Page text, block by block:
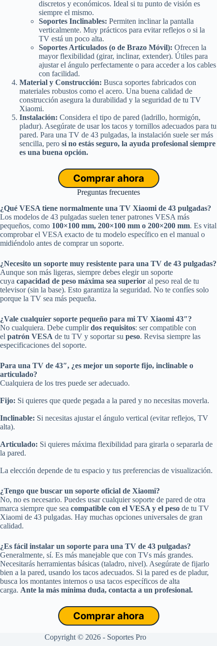
discretos y económicos. Ideal si tu punto de visión es
siempre el mismo.
Soportes Inclinables: Permiten inclinar la pantalla
verticalmente. Muy prácticos para evitar reflejos o si la
TV está un poco alta.
Soportes Articulados (o de Brazo Móvil): Ofrecen la
mayor flexibilidad (girar, inclinar, extender). Útiles para
ajustar el ángulo perfectamente o para acceder a los cables
con facilidad.
Material y Construcción: Busca soportes fabricados con
materiales robustos como el acero. Una buena calidad de
construcción asegura la durabilidad y la seguridad de tu TV
Xiaomi.
Instalación: Considera el tipo de pared (ladrillo, hormigón,
pladur). Asegúrate de usar los tacos y tornillos adecuados para tu
pared. Para una TV de 43 pulgadas, la instalación suele ser más
sencilla, pero si no estás seguro, la ayuda profesional siempre
es una buena opción.
Comprar ahora
Preguntas frecuentes
¿Qué VESA tiene normalmente una TV Xiaomi de 43 pulgadas?
Los modelos de 43 pulgadas suelen tener patrones VESA más
pequeños, como 100×100 mm, 200×100 mm o 200×200 mm. Es vital
comprobar el VESA exacto de tu modelo específico en el manual o
midiéndolo antes de comprar un soporte.
¿Necesito un soporte muy resistente para una TV de 43 pulgadas?
Aunque son más ligeras, siempre debes elegir un soporte
cuya capacidad de peso máxima sea superior al peso real de tu
televisor (sin la base). Esto garantiza la seguridad. No te confíes solo
porque la TV sea más pequeña.
¿Vale cualquier soporte pequeño para mi TV Xiaomi 43″?
No cualquiera. Debe cumplirdos requisitos: ser compatible con
el patrón VESA de tu TV y soportar su peso. Revisa siempre las
especificaciones del soporte.
Para una TV de 43″, ¿es mejor un soporte fijo, inclinable o
articulado?
Cualquiera de los tres puede ser adecuado.
Fijo: Si quieres que quede pegada a la pared y no necesitas moverla.
Inclinable: Si necesitas ajustar el ángulo vertical (evitar reflejos, TV
alta).
Articulado: Si quieres máxima flexibilidad para girarla o separarla de
la pared.
La elección depende de tu espacio y tus preferencias de visualización.
¿Tengo que buscar un soporte oficial de Xiaomi?
No, no es necesario. Puedes usar cualquier soporte de pared de otra
marca siempre que sea compatible con el VESA y el peso de tu TV
Xiaomi de 43 pulgadas. Hay muchas opciones universales de gran
calidad.
¿Es fácil instalar un soporte para una TV de 43 pulgadas?
Generalmente, sí. Es más manejable que con TVs más grandes.
Necesitarás herramientas básicas (taladro, nivel). Asegúrate de fijarlo
bien a la pared, usando los tacos adecuados. Si la pared es de pladur,
busca los montantes internos o usa tacos específicos de alta
carga. Ante la más mínima duda, contacta a un profesional.
Comprar ahora
Copyright © 2026 - Soportes Pro